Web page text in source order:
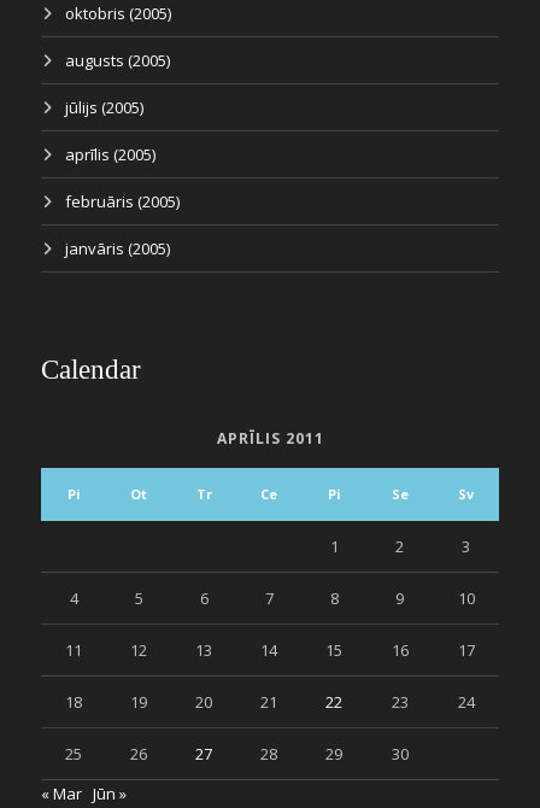
oktobris (2005)
augusts (2005)
jūlijs (2005)
aprīlis (2005)
februāris (2005)
janvāris (2005)
Calendar
APRĪLIS 2011
Pi Ot Tr Ce Pi Se Sv
1 2 3
4 5 6 7 8 9 10
11 12 13 14 15 16 17
18 19 20 21 22 23 24
25 26 27 28 29
30
« Mar Jūn »